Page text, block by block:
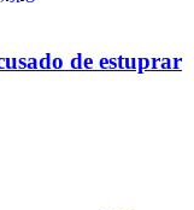
de estuprar